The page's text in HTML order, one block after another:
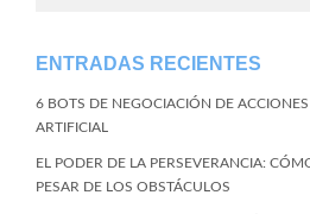
ENTRADAS RECIENTES
6 BOTS DE NEGOCIACIÓN DE
ARTIFICIAL
EL PODER DE LA PERSEVERANCIA:
PESAR DE LOS OBSTÁCULOS